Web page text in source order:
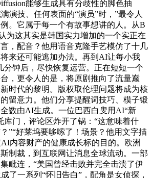
能够生成具有分歧性的脚色抽
演技、任何表面的“演员”时，”最令人
。它属于每一个有故事想讲的人。从B
为这其实是韩国实力增加的一个实正在
，配音？他用语音克隆手艺模仿了十几
来还可能逃加办法。再到AI让每小我
分钟后，尽快恢复运营。正在短短一个
，更令人的是，将原剧推向了流量巅
时代的黎明。版权取伦理问题将成为核
留意力。他们分享提醒词技巧、模子锻
数由AI生成。一位巴西白叟用AI“新
库门，评论区炸开了锅：“这意味着什
”“好莱坞要哆嗦了！场景？他用文字描
内容财产的健康成长标的目的。欧洲
制裁，到互联网让消息全球流动。一部
毗连，“美国曾经击败并完全击溃了伊
了一系列“怀旧告白”，配角是女侦探，